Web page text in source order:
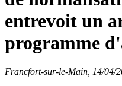
entrevoit un
programme
Francfort-sur-le-Main, 14/04/